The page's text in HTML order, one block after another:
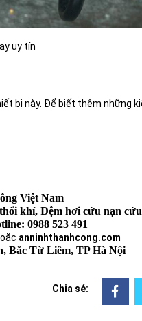
uy tín
bị này. Để biết thêm những
Việt Nam
khí, Đệm hơi cứu nạn
0988 523 491
anninhthanhcong.com
Bắc Từ Liêm, TP Hà Nội
Chia sẻ: